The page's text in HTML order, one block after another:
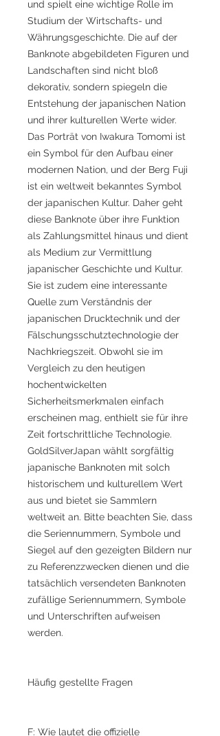
und spielt eine wichtige Rolle im
Studium der Wirtschafts- und
Währungsgeschichte. Die auf der
Banknote abgebildeten Figuren und
Landschaften sind nicht bloß
dekorativ, sondern spiegeln die
Entstehung der japanischen Nation
und ihrer kulturellen Werte wider.
Das Porträt von Iwakura Tomomi ist
ein Symbol für den Aufbau einer
modernen Nation, und der Berg Fuji
ist ein weltweit bekanntes Symbol
der japanischen Kultur. Daher geht
diese Banknote über ihre Funktion
als Zahlungsmittel hinaus und dient
als Medium zur Vermittlung
japanischer Geschichte und Kultur.
Sie ist zudem eine interessante
Quelle zum Verständnis der
japanischen Drucktechnik und der
Fälschungsschutztechnologie der
Nachkriegszeit. Obwohl sie im
Vergleich zu den heutigen
hochentwickelten
Sicherheitsmerkmalen einfach
erscheinen mag, enthielt sie für ihre
Zeit fortschrittliche Technologie.
GoldSilverJapan wählt sorgfältig
japanische Banknoten mit solch
historischem und kulturellem Wert
aus und bietet sie Sammlern
weltweit an. Bitte beachten Sie, dass
die Seriennummern, Symbole und
Siegel auf den gezeigten Bildern nur
zu Referenzzwecken dienen und die
tatsächlich versendeten Banknoten
zufällige Seriennummern, Symbole
und Unterschriften aufweisen
werden.
Häufig gestellte Fragen
F: Wie lautet die offizielle